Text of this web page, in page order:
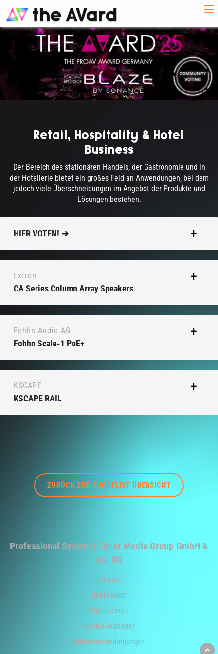
Retail, Hospitality & Hotel
Business
Der Bereich des stationären Handels, der Gastronomie und in
der Hotellerie bietet ein großes Feld an Anwendungen, bei dem
jedoch viele Überschneidungen im Angebot der Produkte und
Lösungen bestehen.
HIER VOTEN! ➔
Extron
CA Series Column Array Speakers
Fohhn Audio AG
Fohhn Scale-1 PoE+
KSCAPE
KSCAPE RAIL
ZURÜCK ZUR SHORTLIST ÜBERSICHT
Professional System | Ebner Media Group GmbH &
Co. KG
Kontakt
Impressum
Datenschutz
Cookie-Manager
Teilnahmebedingungen